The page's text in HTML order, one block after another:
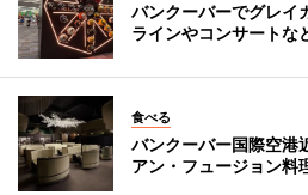
バンクーバーでグレ
ラインやコンサートな
食べる
バンクーバー国際空
アン・フュージョン料